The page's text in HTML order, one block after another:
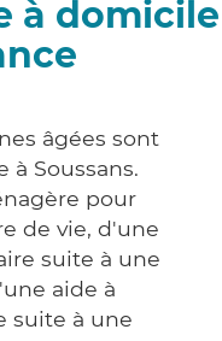
à domicile
âgées sont
à Soussans.
pour
de vie, d'une
suite à une
aide à
suite à une